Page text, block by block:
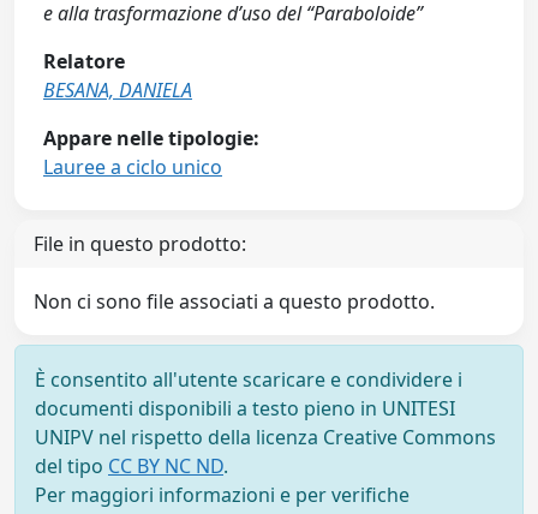
e alla trasformazione d’uso del “Paraboloide”
Relatore
BESANA, DANIELA
Appare nelle tipologie:
Lauree a ciclo unico
File in questo prodotto:
Non ci sono file associati a questo prodotto.
È consentito all'utente scaricare e condividere i
documenti disponibili a testo pieno in UNITESI
UNIPV nel rispetto della licenza Creative Commons
del tipo CC BY NC ND.
Per maggiori informazioni e per verifiche